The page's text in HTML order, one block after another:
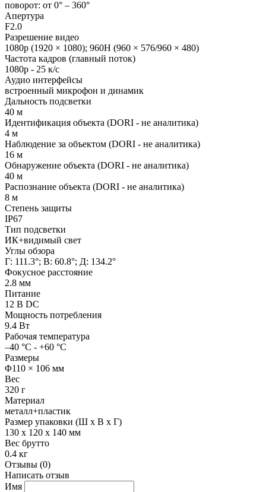
поворот: от 0° – 360°
Апертура
F2.0
Разрешение видео
1080p (1920 × 1080); 960H (960 × 576/960 × 480)
Частота кадров (главный поток)
1080p - 25 к/с
Аудио интерфейсы
встроенный микрофон и динамик
Дальность подсветки
40 м
Идентификация объекта (DORI - не аналитика)
4 м
Наблюдение за объектом (DORI - не аналитика)
16 м
Обнаружение объекта (DORI - не аналитика)
40 м
Распознание объекта (DORI - не аналитика)
8 м
Степень защиты
IP67
Тип подсветки
ИК+видимый свет
Углы обзора
Г: 111.3°; В: 60.8°; Д: 134.2°
Фокусное расстояние
2.8 мм
Питание
12 В DC
Мощность потребления
9.4 Вт
Рабочая температура
–40 °C - +60 °C
Размеры
Φ110 × 106 мм
Вес
320 г
Материал
металл+пластик
Размер упаковки (Ш х В х Г)
130 x 120 x 140 мм
Вес брутто
0.4 кг
Отзывы (0)
Написать отзыв
Имя